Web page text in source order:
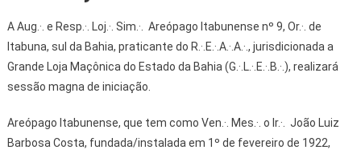
A Aug.·. e Resp.·. Loj.·. Sim.·. Areópago Itabunense nº 9, Or.·. de
Itabuna, sul da Bahia, praticante do R.·.E.·.A.·.A.·., jurisdicionada a
Grande Loja Maçônica do Estado da Bahia (G.·.L.·.E.·.B.·.), realizará
sessão magna de iniciação.
Areópago Itabunense, que tem como Ven.·. Mes.·. o Ir.·. João Luiz
Barbosa Costa, fundada/instalada em 1º de fevereiro de 1922,